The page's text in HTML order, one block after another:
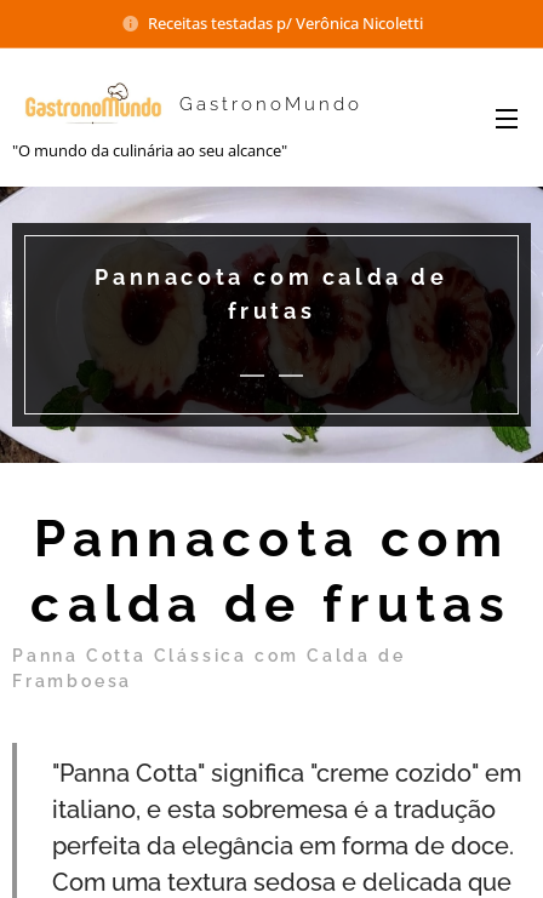
Receitas testadas p/ Verônica Nicoletti
GastronoMundo
"O mundo da culinária ao seu alcance"
Pannacota com calda de
frutas
Pannacota com
calda de frutas
Panna Cotta Clássica com Calda de
Framboesa
"Panna Cotta" significa "creme cozido" em
italiano, e esta sobremesa é a tradução
perfeita da elegância em forma de doce.
Com uma textura sedosa e delicada que